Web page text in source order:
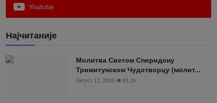
Youtube
Најчитаније
Moлитва Светом Спиридону
Тримитунском Чудотворцу (молит...
Август 17, 2020 81.1k